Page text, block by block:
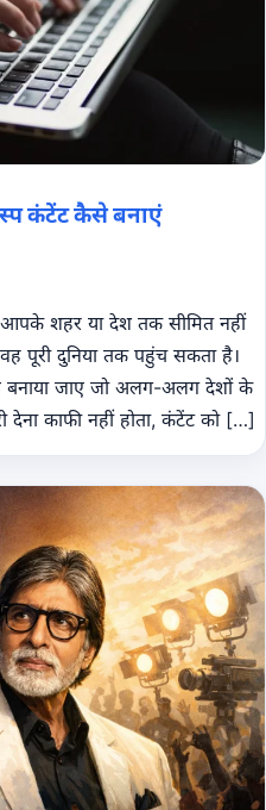
कंटेंट कैसे बनाएं
शहर या देश तक सीमित नहीं
पूरी दुनिया तक पहुंच सकता है।
जाए जो अलग-अलग देशों के
देना काफी नहीं होता, कंटेंट को […]